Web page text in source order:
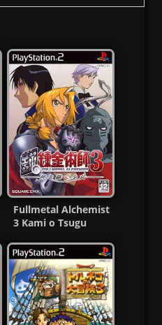
Fullmetal Alchemist
3 Kami o Tsugu
Patched) PS2